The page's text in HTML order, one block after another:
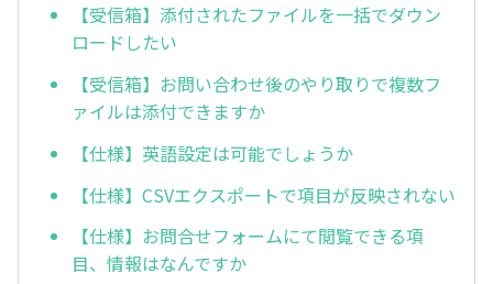
【受信箱】添付されたファイルを一括でダウン
ロードしたい
【受信箱】お問い合わせ後のやり取りで複数フ
ァイルは添付できますか
【仕様】英語設定は可能でしょうか
【仕様】CSVエクスポートで項目が反映されない
【仕様】お問合せフォームにて閲覧できる項
目、情報はなんですか